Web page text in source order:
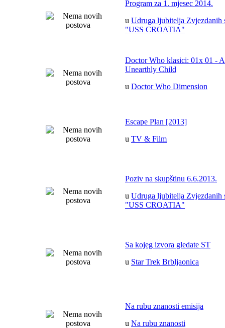
Program za 1. mjesec 2014.
u Udruga ljubitelja Zvjezdanih
"USS CROATIA"
Doctor Who klasici: 01x 01 -
Unearthly Child
u Doctor Who Dimension
Escape Plan [2013]
u TV & Film
Poziv na skupštinu 6.6.2013.
u Udruga ljubitelja Zvjezdanih
"USS CROATIA"
Sa kojeg izvora gledate ST
u Star Trek Brbljaonica
Na rubu znanosti emisija
u Na rubu znanosti